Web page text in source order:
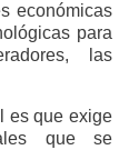
económicas
para
las
es que exige
que se